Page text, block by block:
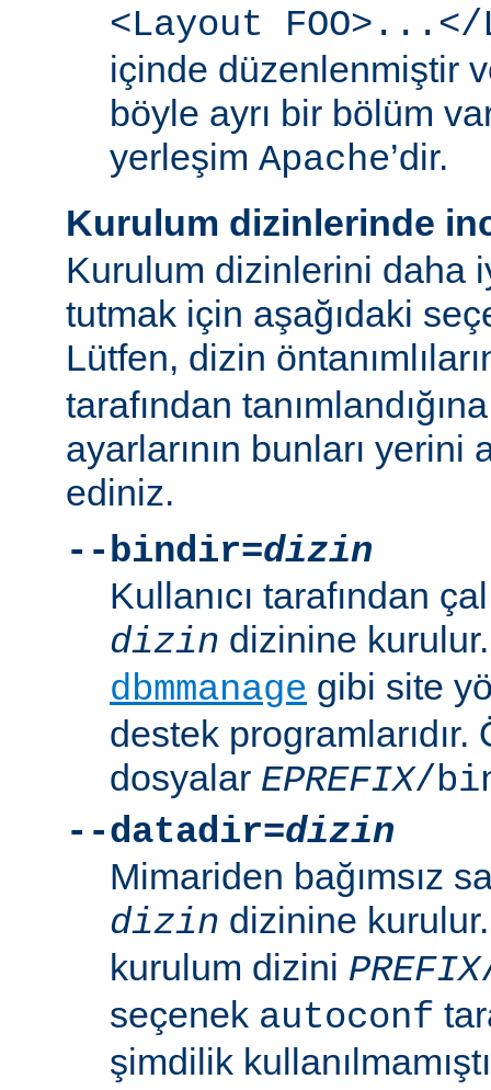
<Layout FOO>...</
içinde düzenlenmiştir
böyle ayrı bir bölüm
yerleşim Apache’dir.
Kurulum dizinlerinde
Kurulum dizinlerini daha
tutmak için aşağıdaki
Lütfen, dizin
tarafından
ayarlarının bunları yerini
ediniz.
--bindir=dizin
Kullanıcı tarafından
dizin dizinine
dbmmanage gibi site
destek programlarıdır.
dosyalar EPREFIX/
--datadir=dizin
Mimariden bağımsız
dizin dizinine kurulur.
kurulum dizini PREFIX
seçenek autoconf
şimdilik